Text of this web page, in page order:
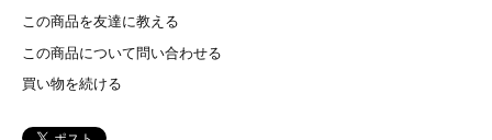
この商品を友達に教える
この商品について問い合わせる
買い物を続ける